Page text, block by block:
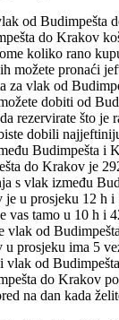
od Budimpešta
do Krakov
koliko rano
možete pronaći
za vlak od
dobiti od
rezervirate što je
dobili
Budimpešta i
do Krakov je
s vlak između
je u prosjeku 12 h
vas tamo u 10 h i
vlak od
prosjeku ima 5
vlak od
do Krakov
na dan kada